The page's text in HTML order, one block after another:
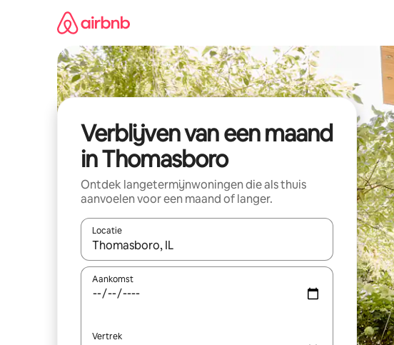
Verblijven van een maand
in Thomasboro
Ontdek langetermijnwoningen die als thuis
aanvoelen voor een maand of langer.
Locatie
Wanneer er resultaten beschikbaar zijn, maak je een keuze met
Aankomst
Vertrek